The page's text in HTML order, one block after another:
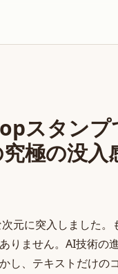
スタンプ
極の没入
元に突入しました
りません。AI技術の
し、テキストだけ